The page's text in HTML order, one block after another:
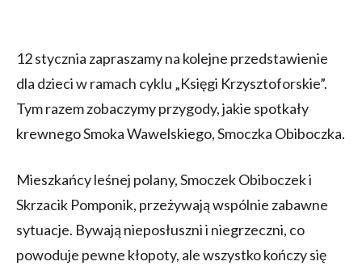
12 stycznia zapraszamy na kolejne przedstawienie
dla dzieci w ramach cyklu „Księgi Krzysztoforskie”.
Tym razem zobaczymy przygody, jakie spotkały
krewnego Smoka Wawelskiego, Smoczka Obiboczka.
Mieszkańcy leśnej polany, Smoczek Obiboczek i
Skrzacik Pomponik, przeżywają wspólnie zabawne
sytuacje. Bywają nieposłuszni i niegrzeczni, co
powoduje pewne kłopoty, ale wszystko kończy się